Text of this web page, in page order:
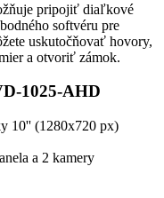
pripojiť diaľkové
softvéru pre
uskutočňovať hovory,
a otvoriť zámok.
1025-AHD
10'' (1280х720 px)
a 2 kamery